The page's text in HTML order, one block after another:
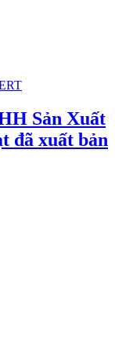
Sản Xuất
đã xuất bản